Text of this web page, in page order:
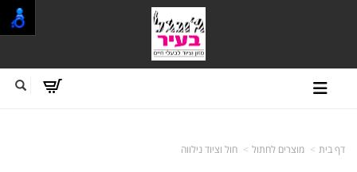
דף בית מוצרים לחתול חול וציוד נילווה